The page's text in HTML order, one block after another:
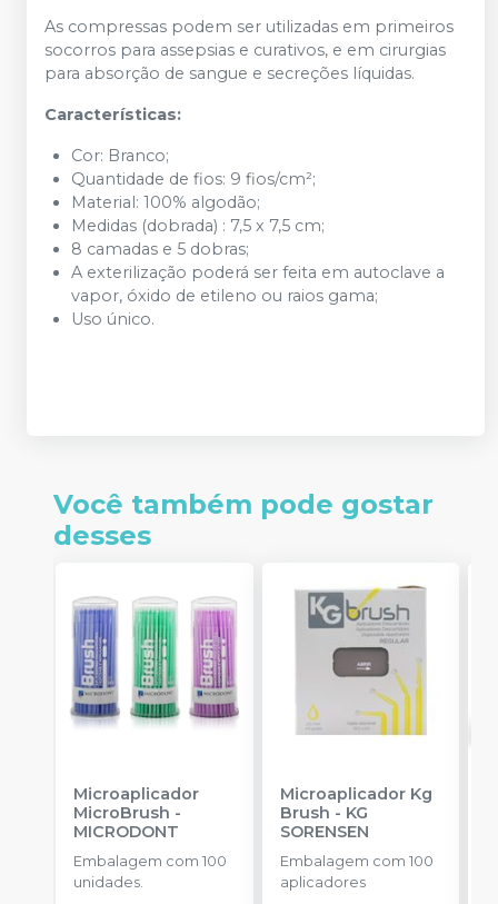
As compressas podem ser utilizadas em primeiros
socorros para assepsias e curativos, e em cirurgias
para absorção de sangue e secreções líquidas.
Características:
Cor: Branco;
Quantidade de fios: 9 fios/cm²;
Material: 100% algodão;
Medidas (dobrada) : 7,5 x 7,5 cm;
8 camadas e 5 dobras;
A exterilização poderá ser feita em autoclave a
vapor, óxido de etileno ou raios gama;
Uso único.
Você também pode gostar
desses
Microaplicador
MicroBrush -
MICRODONT
Embalagem com 100
unidades.
Microaplicador Kg
Brush - KG
SORENSEN
Embalagem com 100
aplicadores